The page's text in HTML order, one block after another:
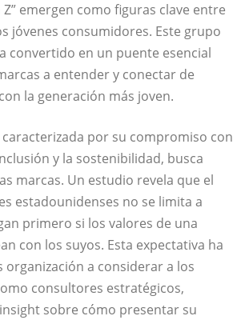
emergen como figuras clave entre
jóvenes consumidores. Este grupo
convertido en un puente esencial
a entender y conectar de
la generación más joven.
caracterizada por su compromiso con
y la sostenibilidad, busca
marcas. Un estudio revela que el
estadounidenses no se limita a
primero si los valores de una
con los suyos. Esta expectativa ha
organización a considerar a los
consultores estratégicos,
sobre cómo presentar su